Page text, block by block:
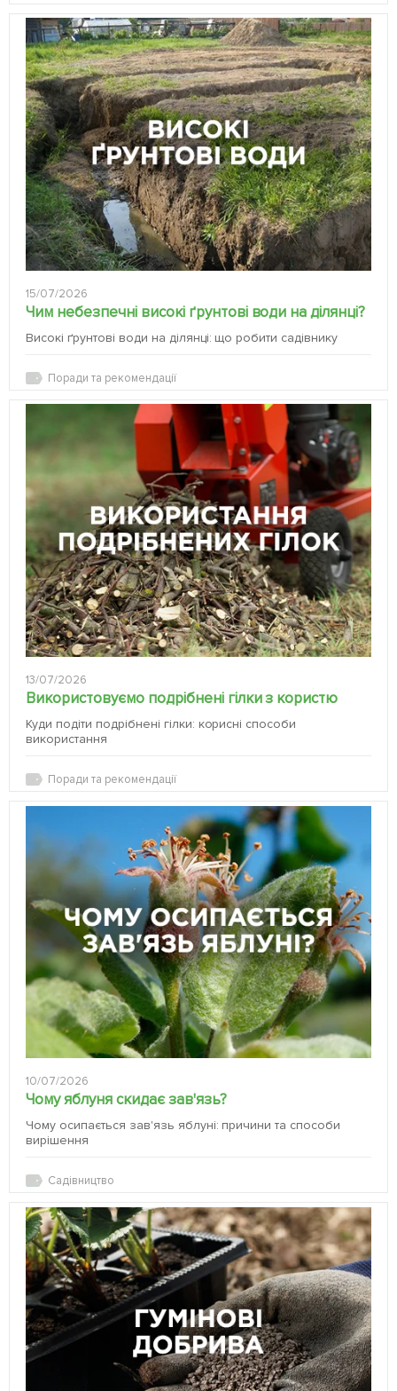
15/07/2026
Чим небезпечні високі ґрунтові води на ділянці?
Високі ґрунтові води на ділянці: що робити садівнику
Поради та рекомендації
13/07/2026
Використовуємо подрібнені гілки з користю
Куди подіти подрібнені гілки: корисні способи
використання
Поради та рекомендації
10/07/2026
Чому яблуня скидає зав'язь?
Чому осипається зав'язь яблуні: причини та способи
вирішення
Садівництво